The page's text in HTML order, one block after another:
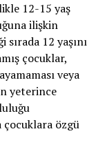
12-15 yaş
ilişkin
12 yaşını
çocuklar,
veya
yeterince
çocuklara özgü